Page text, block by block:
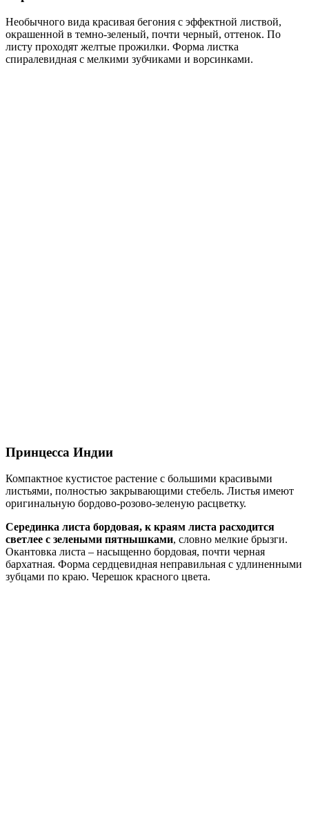
Необычного вида красивая бегония с эффектной листвой,
окрашенной в темно-зеленый, почти черный, оттенок. По
листу проходят желтые прожилки. Форма листка
спиралевидная с мелкими зубчиками и ворсинками.
Принцесса Индии
Компактное кустистое растение с большими красивыми
листьями, полностью закрывающими стебель. Листья имеют
оригинальную бордово-розово-зеленую расцветку.
Серединка листа бордовая, к краям листа расходится
светлее с зелеными пятнышками, словно мелкие брызги.
Окантовка листа – насыщенно бордовая, почти черная
бархатная. Форма сердцевидная неправильная с удлиненными
зубцами по краю. Черешок красного цвета.